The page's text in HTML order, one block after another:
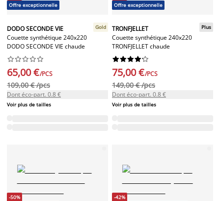
Offre exceptionnelle
DODO SECONDE VIE
Couette synthétique 240x220
DODO SECONDE VIE chaude
Gold






65,00 €/PCS
109,00 € /pcs
Dont éco-part. 0.8 €
Voir plus de tailles
Offre exceptionnelle
TRONFJELLET
Couette synthétique 240x220
TRONFJELLET chaude
Plus






75,00 €/PCS
149,00 € /pcs
Dont éco-part. 0.8 €
Voir plus de tailles
-50%
-42%